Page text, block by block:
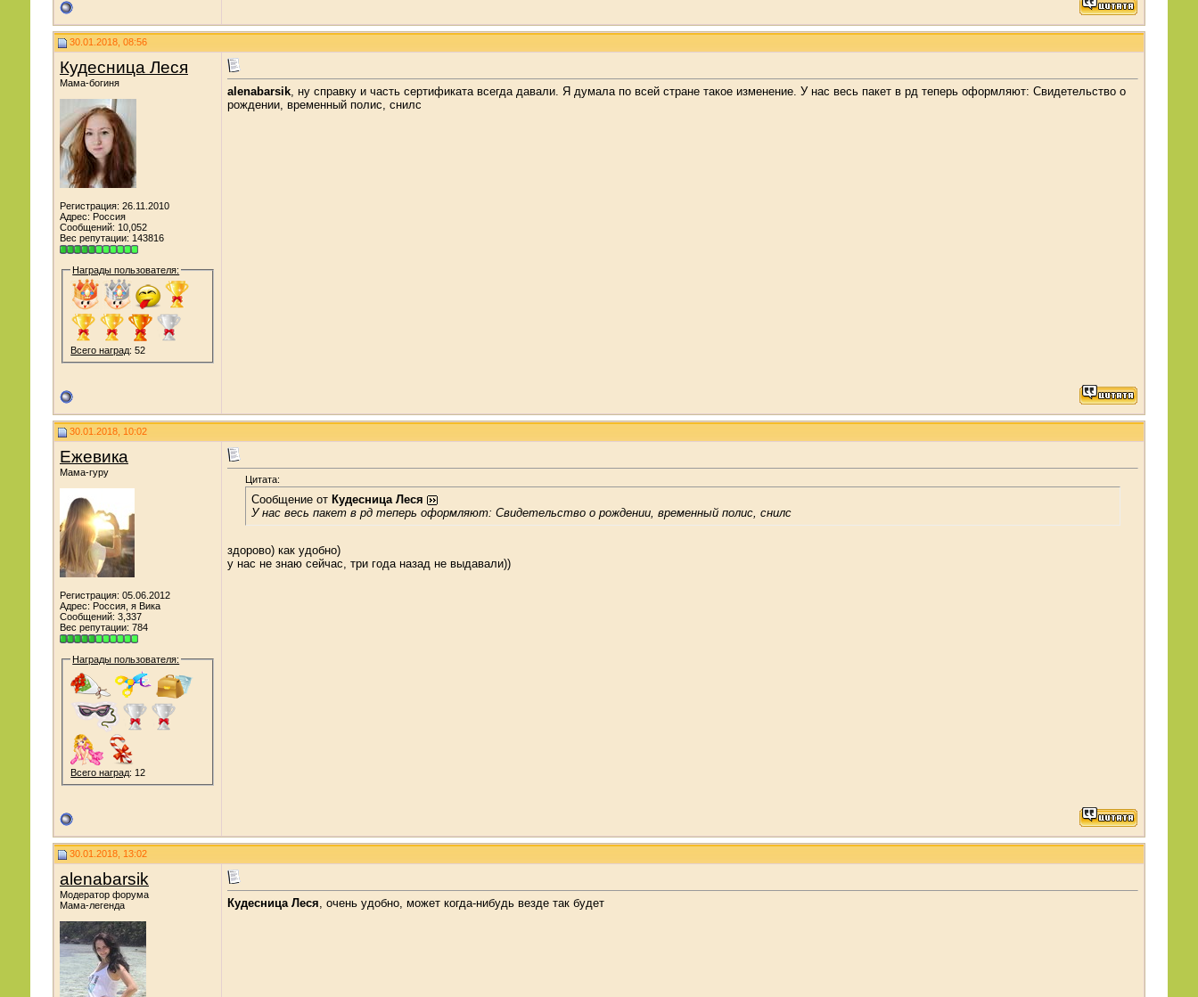
30.01.2018, 08:56
Кудесница Леся
Мама-богиня
Регистрация: 26.11.2010
Адрес: Россия
Сообщений: 10,052
Вес репутации: 143816
Награды пользователя:
Всего наград: 52
alenabarsik, ну справку и часть сертификата всегда давали. Я думала по всей стране такое изменение. У нас весь пакет в рд теперь оформляют: Свидетельство о
рождении, временный полис, снилс
30.01.2018, 10:02
Ежевика
Мама-гуру
Регистрация: 05.06.2012
Адрес: Россия, я Вика
Сообщений: 3,337
Вес репутации: 784
Награды пользователя:
Всего наград: 12
Цитата:
Сообщение от Кудесница Леся
У нас весь пакет в рд теперь оформляют: Свидетельство о рождении, временный полис, снилс
здорово) как удобно)
у нас не знаю сейчас, три года назад не выдавали))
30.01.2018, 13:02
alenabarsik
Модератор форума
Мама-легенда
Кудесница Леся, очень удобно, может когда-нибудь везде так будет